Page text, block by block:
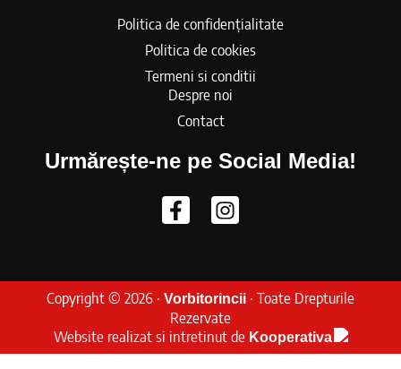
Politica de confidențialitate
Politica de cookies
Termeni si conditii
Despre noi
Contact
Urmărește-ne pe Social Media!
Copyright © 2026 · Vorbitorincii · Toate Drepturile
Rezervate
Website realizat si intretinut de Kooperativa